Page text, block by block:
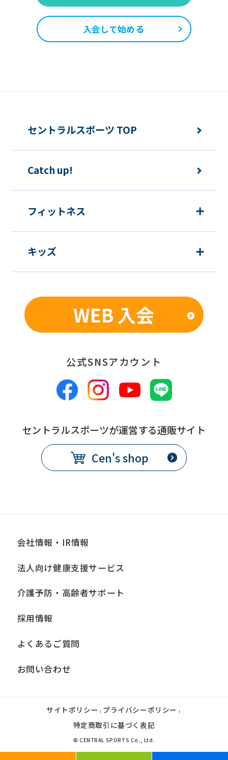
入会して始める
セントラルスポーツ TOP
Catch up!
フィットネス
キッズ
WEB 入会
公式SNSアカウント
セントラルスポーツが運営する通販サイト
Cen's shop
会社情報・IR情報
法人向け健康支援サービス
介護予防・高齢者サポート
採用情報
よくあるご質問
お問い合わせ
サイトポリシー | プライバシーポリシー |
特定商取引に基づく表記
© CENTRAL SPORTS Co., Ltd.